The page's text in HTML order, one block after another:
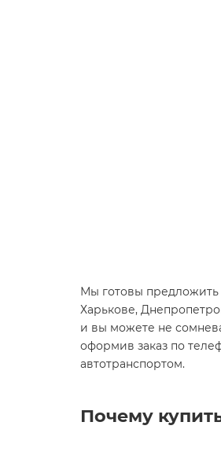
Мы готовы предложить
Харькове,
и вы можете не
оформив заказ по
автотранспортом.
Почему